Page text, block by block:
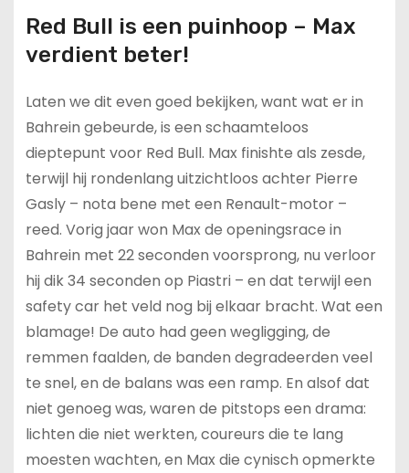
Red Bull is een puinhoop – Max
verdient beter!
Laten we dit even goed bekijken, want wat er in
Bahrein gebeurde, is een schaamteloos
dieptepunt voor Red Bull. Max finishte als zesde,
terwijl hij rondenlang uitzichtloos achter Pierre
Gasly – nota bene met een Renault-motor –
reed. Vorig jaar won Max de openingsrace in
Bahrein met 22 seconden voorsprong, nu verloor
hij dik 34 seconden op Piastri – en dat terwijl een
safety car het veld nog bij elkaar bracht. Wat een
blamage! De auto had geen wegligging, de
remmen faalden, de banden degradeerden veel
te snel, en de balans was een ramp. En alsof dat
niet genoeg was, waren de pitstops een drama:
lichten die niet werkten, coureurs die te lang
moesten wachten, en Max die cynisch opmerkte